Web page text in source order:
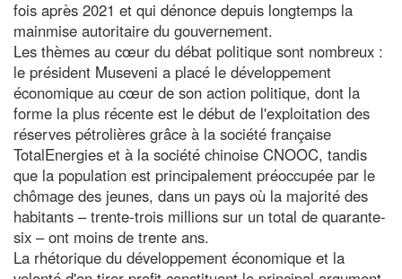
fois après 2021 et qui dénonce depuis longtemps la
mainmise autoritaire du gouvernement.
Les thèmes au cœur du débat politique sont nombreux :
le président Museveni a placé le développement
économique au cœur de son action politique, dont la
forme la plus récente est le début de l'exploitation des
réserves pétrolières grâce à la société française
TotalEnergies et à la société chinoise CNOOC, tandis
que la population est principalement préoccupée par le
chômage des jeunes, dans un pays où la majorité des
habitants – trente-trois millions sur un total de quarante-
six – ont moins de trente ans.
La rhétorique du développement économique et la